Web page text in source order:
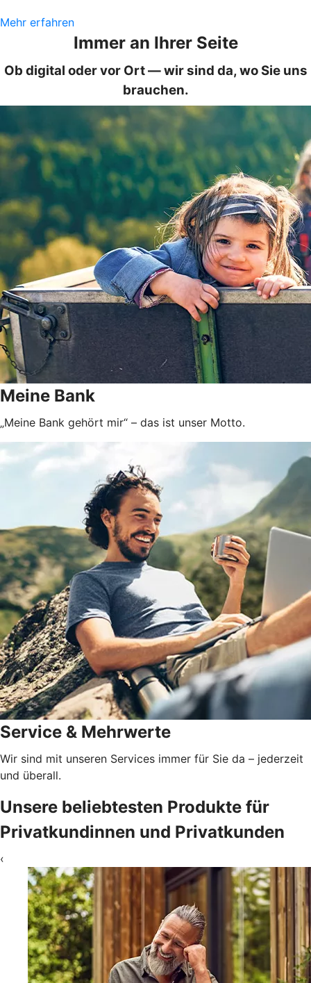
Mehr erfahren
Immer an Ihrer Seite
Ob digital oder vor Ort — wir sind da, wo Sie uns
brauchen.
Meine Bank
„Meine Bank gehört mir“ – das ist unser Motto.
Service & Mehrwerte
Wir sind mit unseren Services immer für Sie da – jederzeit
und überall.
Unsere beliebtesten Produkte für
Privatkundinnen und Privatkunden
‹